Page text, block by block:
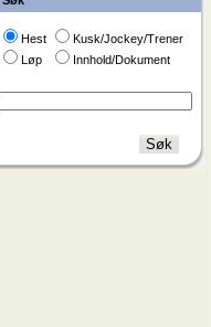
Hest
Kusk/Jockey/Trener
Løp
Innhold/Dokument